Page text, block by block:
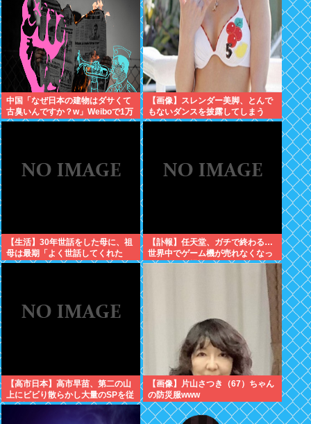
中国「なぜ日本の建物はダサくて
古臭いんですか？w」Weiboで1万
いいね
【画像】スレンダー美脚、とんで
もないダンスを披露してしまう
www
【生活】30年世話をした母に、祖
母は最期「よく世話してくれた
ね。ずっと嫌いだったのが残念だ
【訃報】任天堂、ガチで終わる…
世界中でゲーム機が売れなくなっ
てしまった模様
【高市日本】高市早苗、第二の山
上にビビり散らかし大量のSPを従
え演説台にも全面防弾ガラスを設
【画像】片山さつき（67）ちゃん
の防災服www